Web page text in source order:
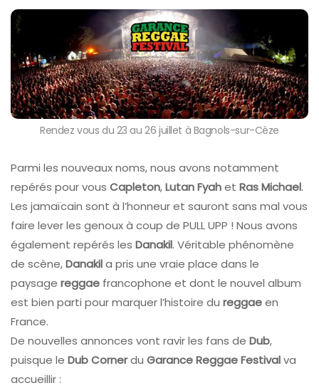
Rendez vous du 23 au 26 juillet à Bagnols-sur-Cèze
Parmi les nouveaux noms, nous avons notamment
repérés pour vous Capleton,Lutan Fyahet Ras Michael.
Les jamaïcain sont à l’honneur et sauront sans mal vous
faire lever les genoux à coup de PULL UPP ! Nous avons
également repérés les Danakil. Véritable phénomène
de scène,Danakila pris une vraie place dans le
paysage reggae francophone et dont le nouvel album
est bien parti pour marquer l’histoire du reggaeen
France.
De nouvelles annonces vont ravir les fans de Dub,
puisque le Dub Cornerdu Garance Reggae Festivalva
accueillir :